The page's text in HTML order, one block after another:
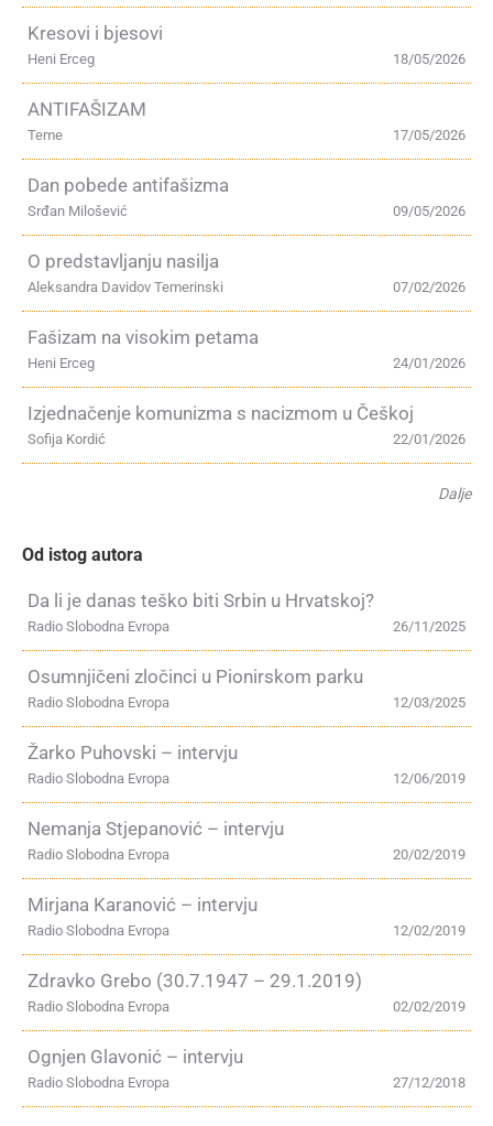
Kresovi i bjesovi
18/05/2026
Heni Erceg
ANTIFAŠIZAM
17/05/2026
Teme
Dan pobede antifašizma
09/05/2026
Srđan Milošević
O predstavljanju nasilja
07/02/2026
Aleksandra Davidov Temerinski
Fašizam na visokim petama
24/01/2026
Heni Erceg
Izjednačenje komunizma s nacizmom u Češkoj
22/01/2026
Sofija Kordić
Dalje
Od istog autora
Da li je danas teško biti Srbin u Hrvatskoj?
26/11/2025
Radio Slobodna Evropa
Osumnjičeni zločinci u Pionirskom parku
12/03/2025
Radio Slobodna Evropa
Žarko Puhovski – intervju
12/06/2019
Radio Slobodna Evropa
Nemanja Stjepanović – intervju
20/02/2019
Radio Slobodna Evropa
Mirjana Karanović – intervju
12/02/2019
Radio Slobodna Evropa
Zdravko Grebo (30.7.1947 – 29.1.2019)
02/02/2019
Radio Slobodna Evropa
Ognjen Glavonić – intervju
27/12/2018
Radio Slobodna Evropa